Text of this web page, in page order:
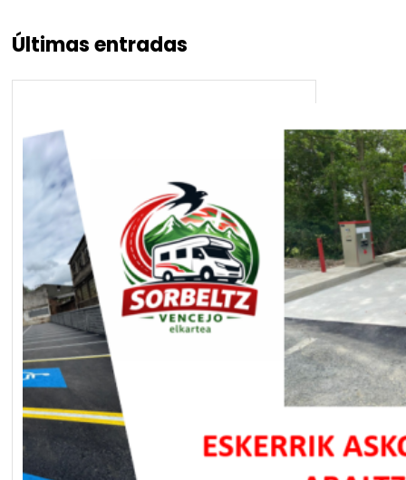
Últimas entradas